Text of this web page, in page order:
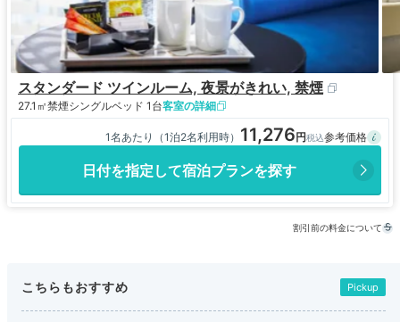
スタンダード ツインルーム, 夜景がきれい, 禁煙
27.1㎡禁煙シングルベッド 1台客室の詳細
1名あたり（1泊2名利用時） 11,276
日付を指定して宿泊プランを探す
割引前の料金について
こちらもおすすめ Pickup